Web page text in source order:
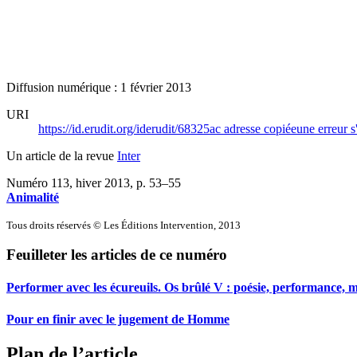
Diffusion numérique : 1 février 2013
URI
https://id.erudit.org/iderudit/68325ac adresse copiéeune erreur
Un article de la revue Inter
Numéro 113, hiver 2013, p. 53–55
Animalité
Tous droits réservés © Les Éditions Intervention, 2013
Feuilleter les articles de ce numéro
Performer avec les écureuils. Os brûlé V : poésie, performance,
Pour en finir avec le jugement de Homme